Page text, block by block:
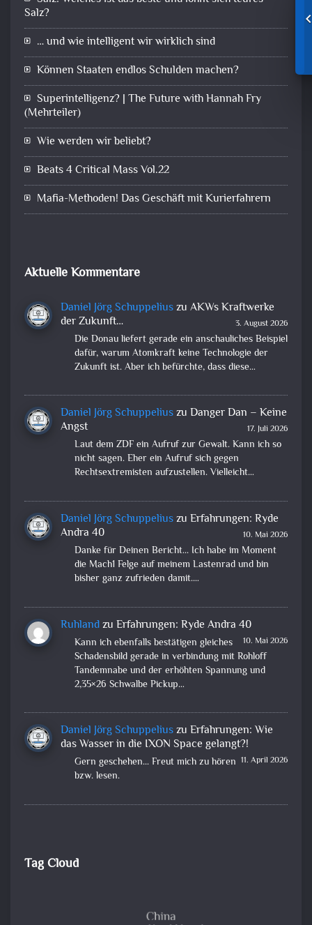
Salz?
… und wie intelligent wir wirklich sind
Können Staaten endlos Schulden machen?
Superintelligenz? | The Future with Hannah Fry
(Mehrteiler)
Wie werden wir beliebt?
Beats 4 Critical Mass Vol.22
Mafia-Methoden! Das Geschäft mit Kurierfahrern
Aktuelle Kommentare
Daniel Jörg Schuppeliuszu AKWs Kraftwerke
der Zukunft…
3. August 2026
Die Donau liefert gerade ein anschauliches Beispiel
dafür, warum Atomkraft keine Technologie der
Zukunft ist. Aber ich befürchte, dass diese…
Daniel Jörg Schuppeliuszu Danger Dan – Keine
Angst
17. Juli 2026
Laut dem ZDF ein Aufruf zur Gewalt. Kann ich so
nicht sagen. Eher ein Aufruf sich gegen
Rechtsextremisten aufzustellen. Vielleicht…
Daniel Jörg Schuppeliuszu Erfahrungen: Ryde
Andra 40
10. Mai 2026
Danke für Deinen Bericht... Ich habe im Moment
die Mach1 Felge auf meinem Lastenrad und bin
bisher ganz zufrieden damit.…
Ruhlandzu Erfahrungen: Ryde Andra 40
10. Mai 2026
Kann ich ebenfalls bestätigen gleiches
Schadensbild gerade in verbindung mit Rohloff
Tandemnabe und der erhöhten Spannung und
2,35×26 Schwalbe Pickup…
Daniel Jörg Schuppeliuszu Erfahrungen: Wie
das Wasser in die IXON Space gelangt?!
11. April 2026
Gern geschehen... Freut mich zu hören
bzw. lesen.
Tag Cloud